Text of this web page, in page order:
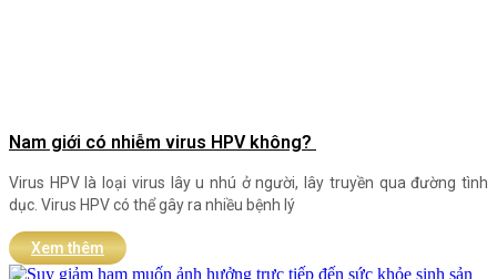
Nam giới có nhiễm virus HPV không?
Virus HPV là loại virus lây u nhú ở người, lây truyền qua đường tình
dục. Virus HPV có thể gây ra nhiều bệnh lý
Xem thêm